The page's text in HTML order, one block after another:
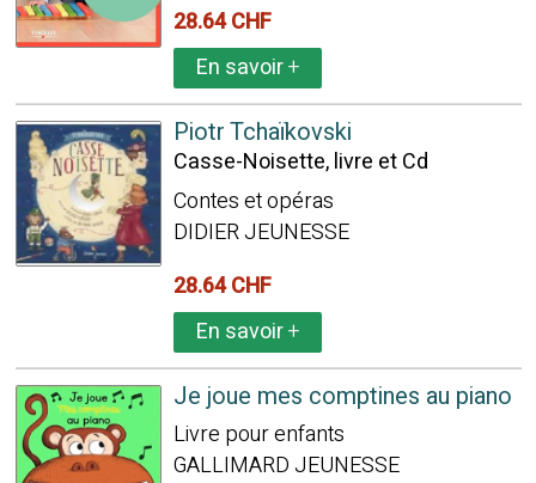
28.64 CHF
En savoir+
Piotr Tchaïkovski
Casse-Noisette, livre et Cd
Contes et opéras
DIDIER JEUNESSE
28.64 CHF
En savoir+
Je joue mes comptines au piano
Livre pour enfants
GALLIMARD JEUNESSE